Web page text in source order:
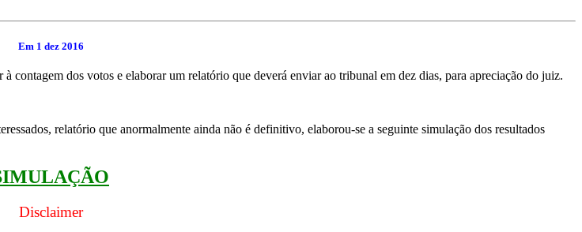
Em 1 dez 2016
dos votos e elaborar um relatório que deverá enviar ao tribunal em dez dias, para apreciação do juiz.
relatório que anormalmente ainda não é definitivo, elaborou-se a seguinte simulação dos resultados
Disclaimer